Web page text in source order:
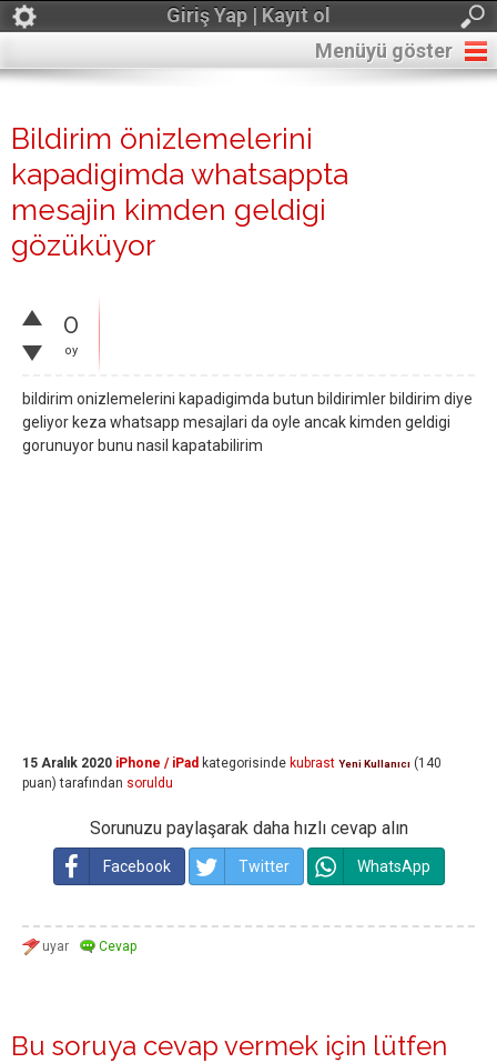
Giriş Yap | Kayıt ol
Menüyü göster
Bildirim önizlemelerini
kapadigimda whatsappta
mesajin kimden geldigi
gözüküyor
0
oy
bildirim onizlemelerini kapadigimda butun bildirimler bildirim diye
geliyor keza whatsapp mesajlari da oyle ancak kimden geldigi
gorunuyor bunu nasil kapatabilirim
15 Aralık 2020 iPhone / iPad kategorisinde kubrast Yeni Kullanıcı (140
puan) tarafından soruldu
Sorunuzu paylaşarak daha hızlı cevap alın
Facebook Twitter WhatsApp
Bu soruya cevap vermek için lütfen